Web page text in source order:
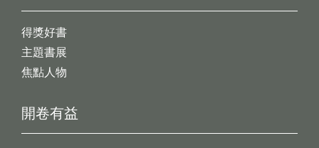
開卷有益
得獎好書
主題書展
焦點人物